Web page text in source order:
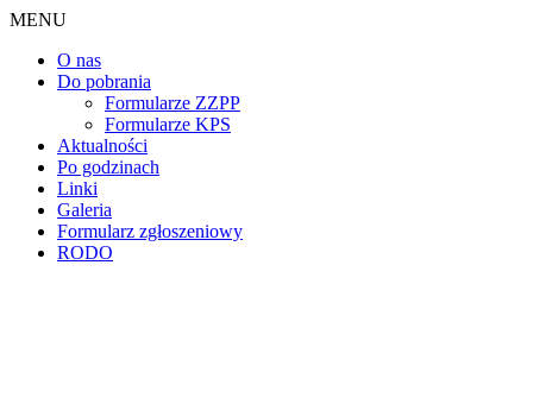
MENU
O nas
Do pobrania
Formularze ZZPP
Formularze KPS
Aktualności
Po godzinach
Linki
Galeria
Formularz zgłoszeniowy
RODO